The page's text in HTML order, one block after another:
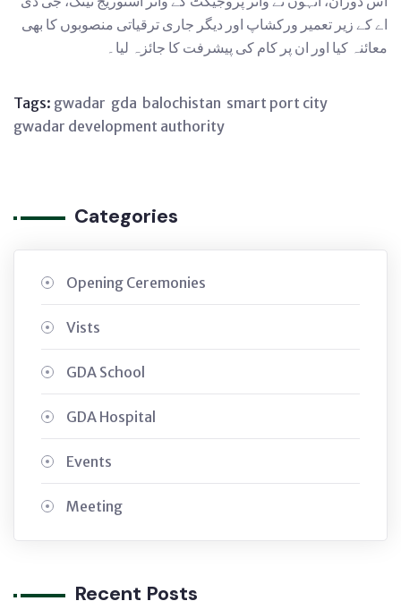
اے کے زیر تعمیر ورکشاپ اور دیگر جاری ترقیاتی منصوبوں کا بھی
معائنہ کیا اور ان پر کام کی پیشرفت کا جائزہ لیا۔
Tags: gwadar gda balochistan smart port city
gwadar development authority
Categories
Opening Ceremonies
Vists
GDA School
GDA Hospital
Events
Meeting
Recent Posts